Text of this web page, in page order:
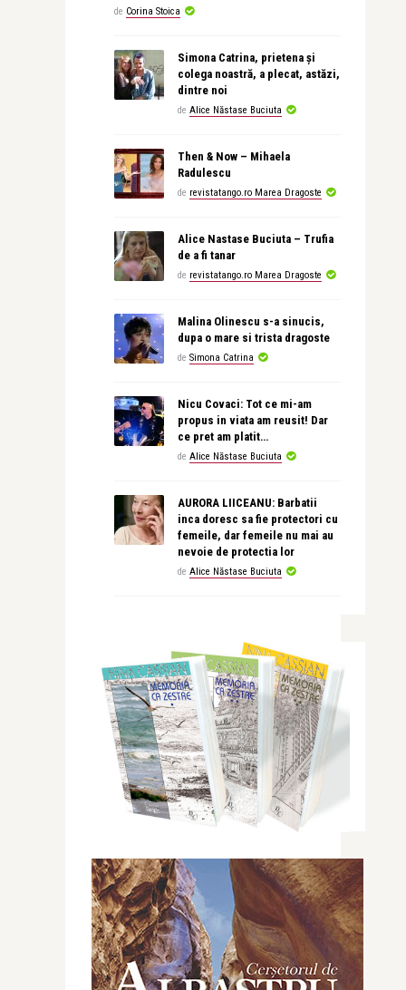
de Corina Stoica
Simona Catrina, prietena și
colega noastră, a plecat, astăzi,
dintre noi
de Alice Năstase Buciuta
Then & Now – Mihaela
Radulescu
de revistatango.ro Marea Dragoste
Alice Nastase Buciuta – Trufia
de a fi tanar
de revistatango.ro Marea Dragoste
Malina Olinescu s-a sinucis,
dupa o mare si trista dragoste
de Simona Catrina
Nicu Covaci: Tot ce mi-am
propus in viata am reusit! Dar
ce pret am platit…
de Alice Năstase Buciuta
AURORA LIICEANU: Barbatii
inca doresc sa fie protectori cu
femeile, dar femeile nu mai au
nevoie de protectia lor
de Alice Năstase Buciuta